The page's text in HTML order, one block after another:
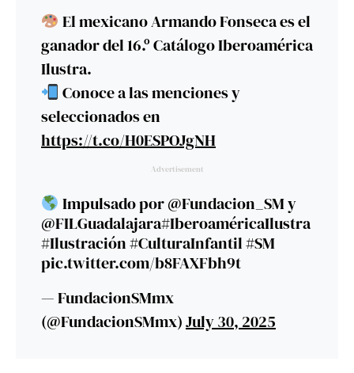
El mexicano Armando Fonseca es el
ganador del 16.º Catálogo Iberoamérica
Ilustra.
Conoce a las menciones y
seleccionados en
https://t.co/H0ESPOJgNH
Advertisement
Impulsado por@Fundacion_SMy
@FILGuadalajara#IberoaméricaIlustra
#Ilustración#CulturaInfantil#SM
pic.twitter.com/b8FAXFbh9t
— FundacionSMmx
(@FundacionSMmx)July 30, 2025